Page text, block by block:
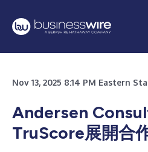
Nov 13, 2025 8:14 PM Eastern
Andersen
TruScore展開合